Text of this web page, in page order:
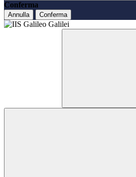
Conferma
Annulla Conferma